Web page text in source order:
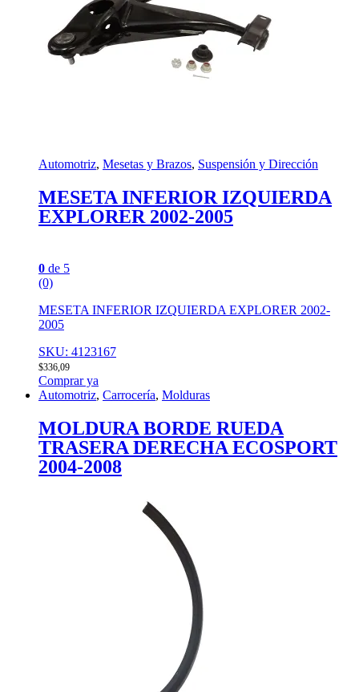
Automotriz, Mesetas y Brazos, Suspensión y Dirección
MESETA INFERIOR IZQUIERDA
EXPLORER 2002-2005
0 de 5
(0)
MESETA INFERIOR IZQUIERDA EXPLORER 2002-
2005
SKU: 4123167
$336,09
Comprar ya
Automotriz, Carrocería, Molduras
MOLDURA BORDE RUEDA
TRASERA DERECHA ECOSPORT
2004-2008